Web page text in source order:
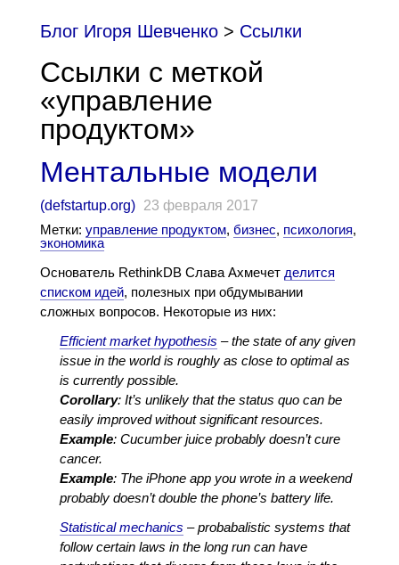
Блог Игоря Шевченко> Cсылки
Ссылки с меткой
«управление
продуктом»
Ментальные модели
(defstartup.org)
23 февраля 2017
Метки: управление продуктом, бизнес, психология,
экономика
Основатель RethinkDB Слава Ахмечет делится
списком идей, полезных при обдумывании
сложных вопросов. Некоторые из них:
Efficient market hypothesis – the state of any given
issue in the world is roughly as close to optimal as
is currently possible.
Corollary: It’s unlikely that the status quo can be
easily improved without significant resources.
Example: Cucumber juice probably doesn’t cure
cancer.
Example: The iPhone app you wrote in a weekend
probably doesn’t double the phone’s battery life.
Statistical mechanics – probabalistic systems that
follow certain laws in the long run can have